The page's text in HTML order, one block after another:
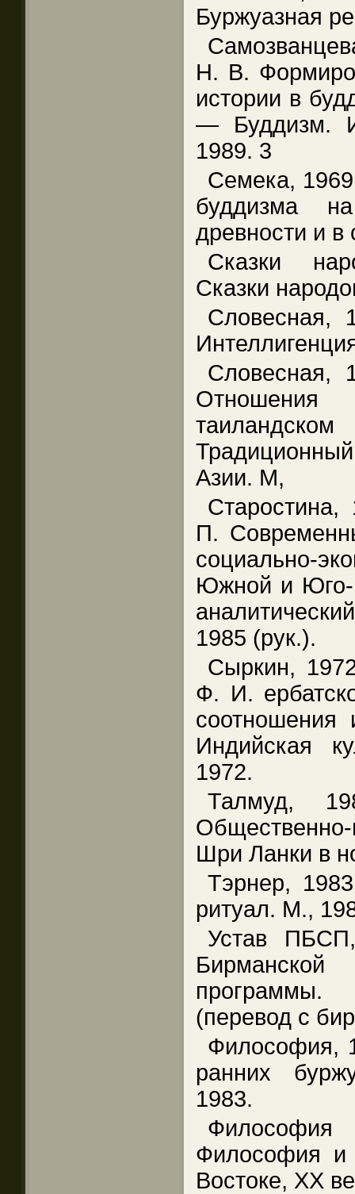
Буржуазная
Н. В.
истории в
— Буддизм.
1989. 3
Семека,
буддизма
древности и
Сказки
Сказки
Словесная,
Словесная,
Азии. М,
П.
социально-
Южной и Юго-
1985 (рук.).
Сыркин,
Ф. И.
Индийская
1972.
Талмуд,
Шри Ланки в
Тэрнер,
ритуал. М.,
Устав
(перевод с
Философия,
ранних
1983.
Философия и
Востоке, XX